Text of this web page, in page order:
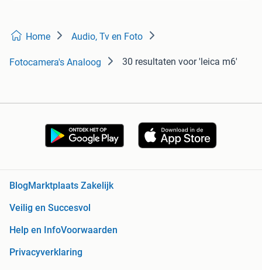
Home Audio, Tv en Foto
Fotocamera's Analoog 30 resultaten voor 'leica m6'
Blog Marktplaats Zakelijk
Veilig en Succesvol
Help en InfoVoorwaarden
Privacyverklaring